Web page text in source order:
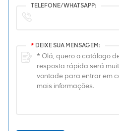
TELEFONE/WHATSAPP:
* DEIXE SUA MENSAGEM: